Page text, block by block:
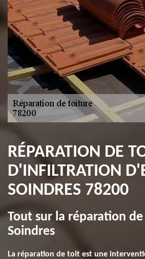
RÉPARATION DE
D'INFILTRATION
SOINDRES 78200
Tout sur la réparation
Soindres
La réparation de toit est une